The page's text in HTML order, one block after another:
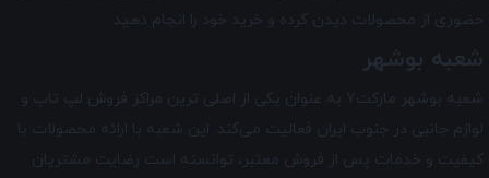
حضوری از محصولات دیدن کرده و خرید خود را انجام دهید.
شعبه بوشهر
شعبه بوشهر مارکت7 به عنوان یکی از اصلی ترین مراکز فروش لپ تاپ و
لوازم جانبی در جنوب ایران فعالیت می‌کند. این شعبه با ارائه محصولات با
کیفیت و خدمات پس از فروش معتبر، توانسته است رضایت مشتریان